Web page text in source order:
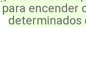
para encender
determinados